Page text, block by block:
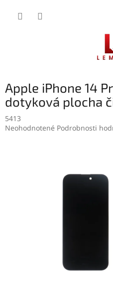
Apple iPhone 14
dotyková plocha
5413
Priemerné
Neohodnotené Podrobnosti